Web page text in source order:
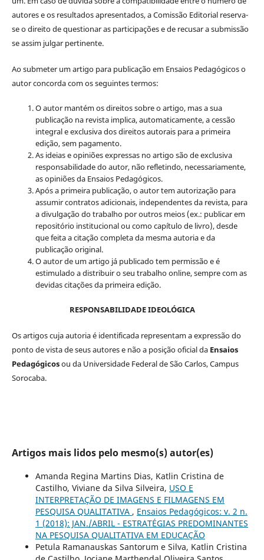
autores e os resultados apresentados, a Comissão Editorial reserva-
se o direito de questionar as participações e de recusar a submissão
se assim julgar pertinente.
Ao submeter um artigo para publicação em Ensaios Pedagógicos o
autor concorda com os seguintes termos:
O autor mantém os direitos sobre o artigo, mas a sua
publicação na revista implica, automaticamente, a cessão
integral e exclusiva dos direitos autorais para a primeira
edição, sem pagamento.
As ideias e opiniões expressas no artigo são de exclusiva
responsabilidade do autor, não refletindo, necessariamente,
as opiniões da Ensaios Pedagógicos.
Após a primeira publicação, o autor tem autorização para
assumir contratos adicionais, independentes da revista, para
a divulgação do trabalho por outros meios (ex.: publicar em
repositório institucional ou como capítulo de livro), desde
que feita a citação completa da mesma autoria e da
publicação original.
O autor de um artigo já publicado tem permissão e é
estimulado a distribuir o seu trabalho online, sempre com as
devidas citações da primeira edição.
RESPONSABILIDADE IDEOLÓGICA
Os artigos cuja autoria é identificada representam a expressão do
ponto de vista de seus autores e não a posição oficial da Ensaios
Pedagógicosou da Universidade Federal de São Carlos, Campus
Sorocaba.
Artigos mais lidos pelo mesmo(s) autor(es)
Amanda Regina Martins Dias, Katlin Cristina de
Castilho, Viviane da Silva Silveira, USO E
INTERPRETAÇÃO DE IMAGENS E FILMAGENS EM
PESQUISA QUALITATIVA , Ensaios Pedagógicos: v. 2 n.
1 (2018): JAN./ABRIL - ESTRATÉGIAS PREDOMINANTES
NA PESQUISA QUALITATIVA EM EDUCAÇÃO
Petula Ramanauskas Santorum e Silva, Katlin Cristina